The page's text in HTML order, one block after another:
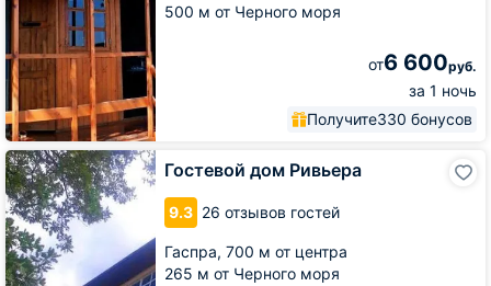
500 м от Черного моря
от6 600руб.
за 1 ночь
Получите330 бонусов
Гостевой дом Ривьера
9.3 26 отзывов гостей
Гаспра, 700 м от центра
265 м от Черного моря
Гостевой
дом
Ривьера